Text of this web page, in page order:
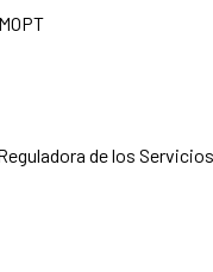
de los